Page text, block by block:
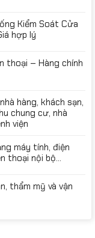
Kiểm Soát Cửa
hợp lý
thoại – Hàng chính
hàng, khách sạn,
chung cư, nhà
viện
máy tính, điện
thoại nội bộ…
thẩm mỹ và vận